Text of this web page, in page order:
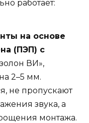
работает:
на основе
(ПЭП) с
ВИ»,
2–5 мм.
не пропускают
звука, а
монтажа.